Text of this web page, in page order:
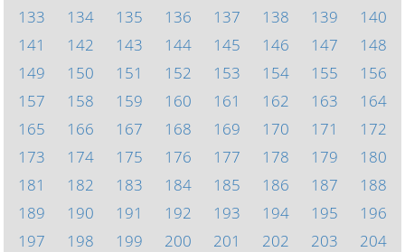
133
134 135 136 137 138 139
140
141
142 143 144 145 146 147
148
149
150 151 152 153 154 155
156
157
158 159 160 161 162 163
164
165
166 167 168 169 170 171
172
173
174 175 176 177 178 179
180
181
182 183 184 185 186 187
188
189
190 191 192 193 194 195
196
197
198 199 200 201 202 203
204